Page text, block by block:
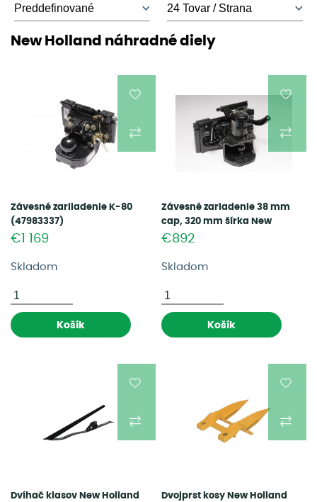
New Holland náhradné diely
Závesné zariiadenie K-80
(47983337)
€1 169
Skladom
Košík
Závesné zariadenie 38 mm
cap, 320 mm šírka New
Holland (47983331)
€892
Skladom
Košík
Dvíhač klasov New Holland
Dvojprst kosy New Holland